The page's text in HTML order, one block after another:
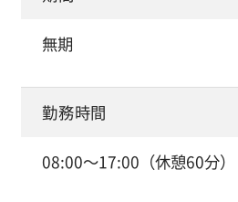
無期
勤務時間
08:00～17:00（休憩60分）